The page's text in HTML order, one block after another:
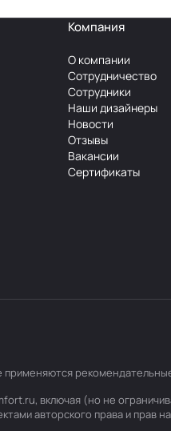
Компания
О компании
Сотрудничество
Сотрудники
Наши дизайнеры
Новости
Отзывы
Вакансии
Сертификаты
применяются
включая (но не
авторского права и